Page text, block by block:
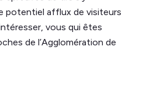
potentiel afflux de visiteurs
vous qui êtes
de l’Agglomération de